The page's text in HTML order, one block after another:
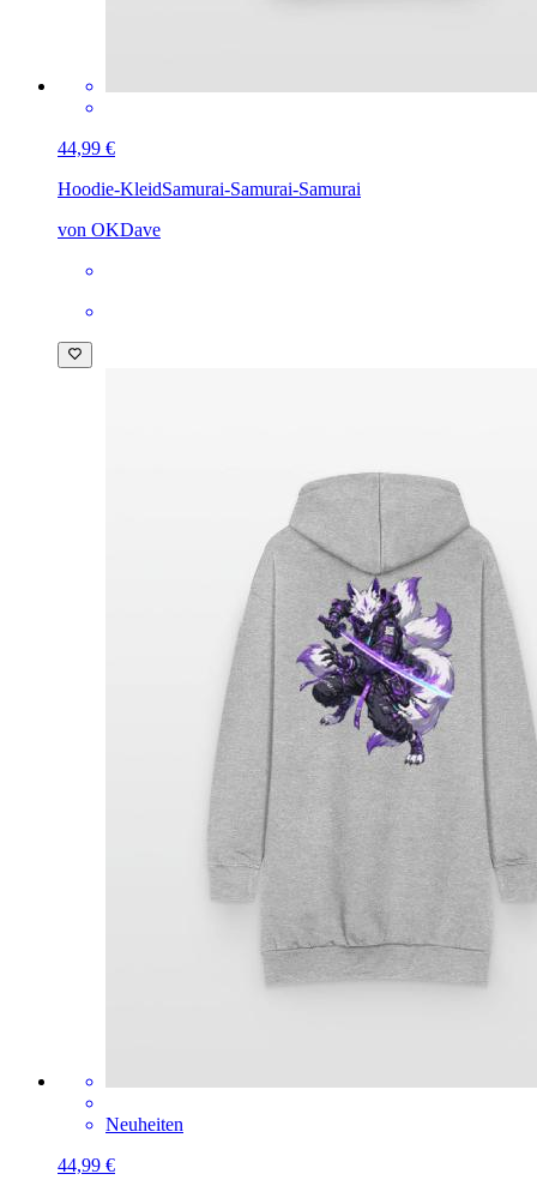
44,99 €
Hoodie-KleidSamurai-Samurai-Samurai
von OKDave
Neuheiten
44,99 €